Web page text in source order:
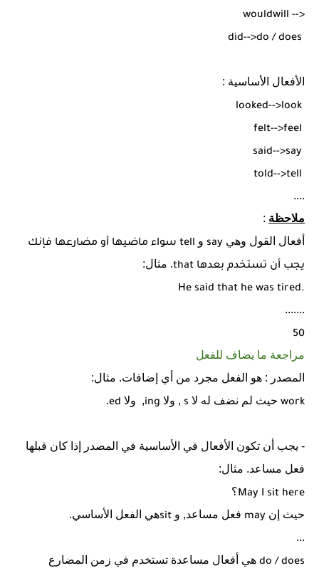
will -->
would
do / does
-->
did
الأفعال الأساسية :
look
-->
looked
feel
-->
felt
say
-->
said
tell
-->
told
....
ملاحظة :
أفعال القول وهي say و tell سواء ماضيها أو مضارعها فإنك
يجب أن تستخدم بعدها that. مثال:
He said that he was tired.
.......
50
مراجعة ما يضاف للفعل
المصدر : هو الفعل مجرد من أي إضافات. مثال:
work حيث لم نضف له لا s , ولا ing
, ولا ed
.
- يجب أن تكون الأفعال في الأساسية في المصدر إذا كان قبلها
فعل مساعد. مثال:
May I sit here؟
حيث إن may فعل مساعد, و sitهي الفعل الأساسي.
...
do / does هي أفعال مساعدة تستخدم في زمن المضارع